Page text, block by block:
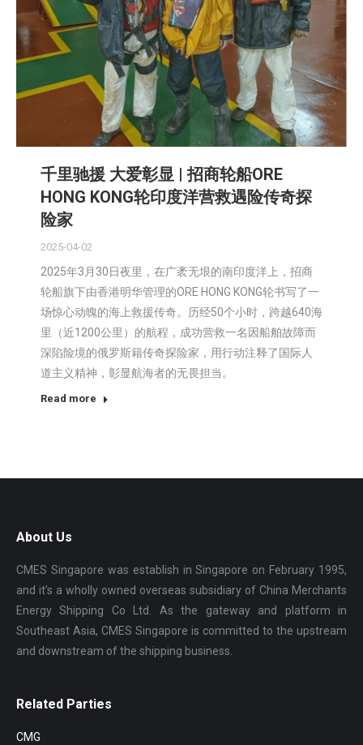
千里驰援 大爱彰显 | 招商轮船ORE
HONG KONG轮印度洋营救遇险传奇探
险家
2025-04-02
2025年3月30日夜里，在广袤无垠的南印度洋上，招商
轮船旗下由香港明华管理的ORE HONG KONG轮书写了一
场惊心动魄的海上救援传奇。历经50个小时，跨越640海
里（近1200公里）的航程，成功营救一名因船舶故障而
深陷险境的俄罗斯籍传奇探险家，用行动注释了国际人
道主义精神，彰显航海者的无畏担当。
Read more
About Us
CMES Singapore was establish in Singapore on February 1995,
and it’s a wholly owned overseas subsidiary of China Merchants
Energy Shipping Co Ltd. As the gateway and platform in
Southeast Asia, CMES Singapore is committed to the upstream
and downstream of the shipping business.
Related Parties
CMG